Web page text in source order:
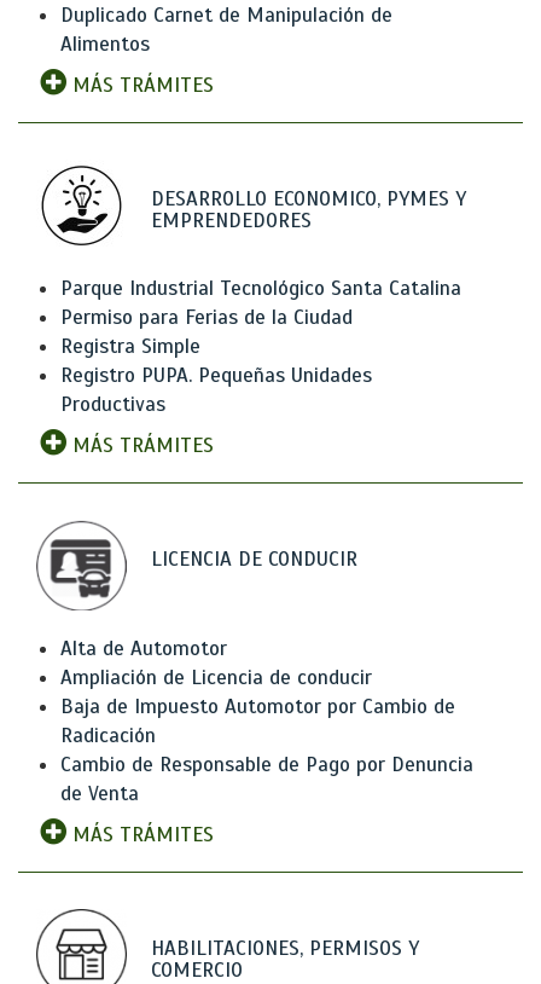
Duplicado Carnet de Manipulación de
Alimentos
MÁS TRÁMITES
DESARROLLO ECONOMICO, PYMES Y
EMPRENDEDORES
Parque Industrial Tecnológico Santa Catalina
Permiso para Ferias de la Ciudad
Registra Simple
Registro PUPA. Pequeñas Unidades
Productivas
MÁS TRÁMITES
LICENCIA DE CONDUCIR
Alta de Automotor
Ampliación de Licencia de conducir
Baja de Impuesto Automotor por Cambio de
Radicación
Cambio de Responsable de Pago por Denuncia
de Venta
MÁS TRÁMITES
HABILITACIONES, PERMISOS Y
COMERCIO